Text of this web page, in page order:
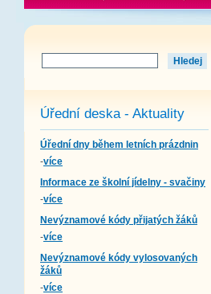
Úřední deska - Aktuality
Úřední dny během letních prázdnin
-více
Informace ze školní jídelny - svačiny
-více
Nevýznamové kódy přijatých žáků
-více
Nevýznamové kódy vylosovaných
žáků
-více